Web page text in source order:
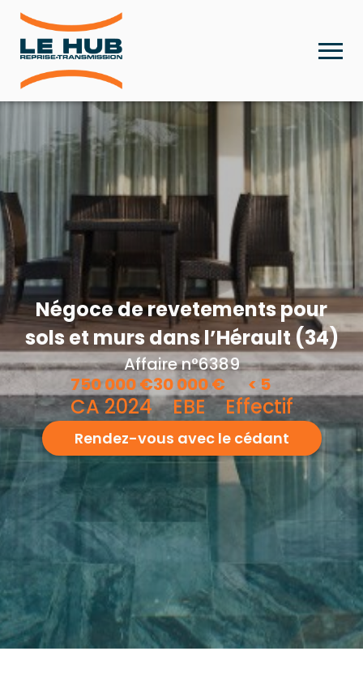
Négoce de revetements pour
sols et murs dans l’Hérault (34)
Affaire n°6389
750 000€
CA 2024
30 000€
EBE
< 5
Effectif
Rendez-vous avec le cédant